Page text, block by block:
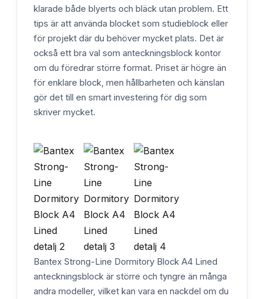
klarade både blyerts och bläck utan problem. Ett
tips är att använda blocket som studieblock eller
för projekt där du behöver mycket plats. Det är
också ett bra val som anteckningsblock kontor
om du föredrar större format. Priset är högre än
för enklare block, men hållbarheten och känslan
gör det till en smart investering för dig som
skriver mycket.
Bantex Strong-Line Dormitory Block A4 Lined
anteckningsblock är större och tyngre än många
andra modeller, vilket kan vara en nackdel om du